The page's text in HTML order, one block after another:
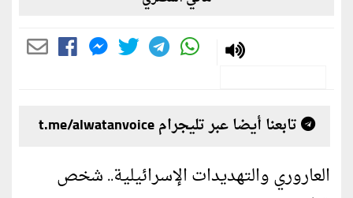
تابعنا أيضا عبر تليجرام t.me/alwatanvoice
العاروري والتهديدات الإسرائيلية.. شخص